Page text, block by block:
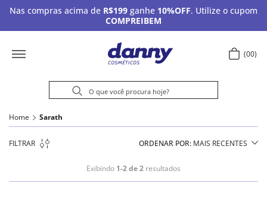
Nas compras acima de R$199 ganhe 10%OFF. Utilize o cupom
COMPREIBEM
00
Home Sarath
FILTRAR ORDENAR POR MAIS RECENTES
Exibindo 1-2 de 2 resultados